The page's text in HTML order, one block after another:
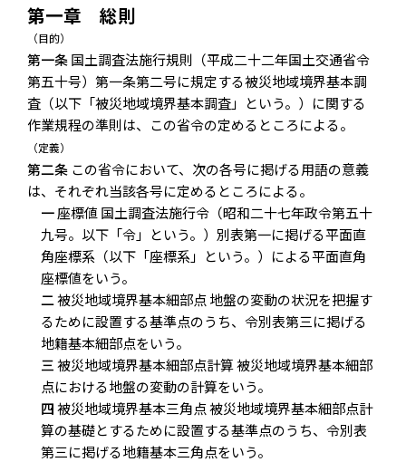
第一章 総則
（目的）
第一条国土調査法施行規則（平成二十二年国土交通省令
第五十号）第一条第二号に規定する被災地域境界基本調
査（以下「被災地域境界基本調査」という。）に関する
作業規程の準則は、この省令の定めるところによる。
（定義）
第二条 この省令において、次の各号に掲げる用語の意義
は、それぞれ当該各号に定めるところによる。
一座標値 国土調査法施行令（昭和二十七年政令第五十
九号。以下「令」という。）別表第一に掲げる平面直
角座標系（以下「座標系」という。）による平面直角
座標値をいう。
二被災地域境界基本細部点 地盤の変動の状況を把握す
るために設置する基準点のうち、令別表第三に掲げる
地籍基本細部点をいう。
三被災地域境界基本細部点計算 被災地域境界基本細部
点における地盤の変動の計算をいう。
四被災地域境界基本三角点 被災地域境界基本細部点計
算の基礎とするために設置する基準点のうち、令別表
第三に掲げる地籍基本三角点をいう。